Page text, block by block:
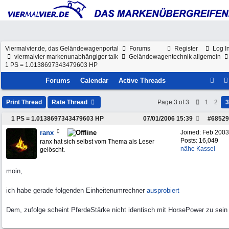
Register Log
Viermalvier.de, das Geländewagenportal
Forums
viermalvier markenunabhängiger talk
Geländewagentechnik allgemein
1 PS = 1.0138697343479603 HP
Forums Calendar Active Threads
Print Thread Rate Thread Page 3 of 3 1 2 3
1 PS = 1.0138697343479603 HP #68529
07/01/2006 15:39
Joined: Feb 2003
Posts: 16,049
nähe Kassel
ranx
ranx hat sich selbst vom Thema als Leser
gelöscht.
moin,
ich habe gerade folgenden Einheitenumrechner ausprobiert
Dem, zufolge scheint PferdeStärke nicht identisch mit HorsePower zu sein